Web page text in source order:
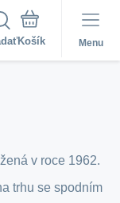
Menu
v roce 1962.
trhu se spodním